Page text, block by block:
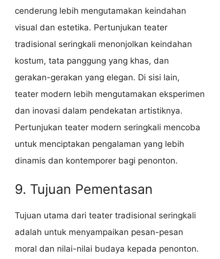
cenderung lebih mengutamakan keindahan
visual dan estetika. Pertunjukan teater
tradisional seringkali menonjolkan keindahan
kostum, tata panggung yang khas, dan
gerakan-gerakan yang elegan. Di sisi lain,
teater modern lebih mengutamakan eksperimen
dan inovasi dalam pendekatan artistiknya.
Pertunjukan teater modern seringkali mencoba
untuk menciptakan pengalaman yang lebih
dinamis dan kontemporer bagi penonton.
9. Tujuan Pementasan
Tujuan utama dari teater tradisional seringkali
adalah untuk menyampaikan pesan-pesan
moral dan nilai-nilai budaya kepada penonton.